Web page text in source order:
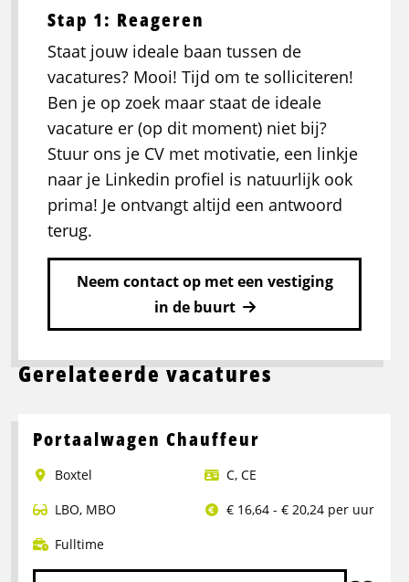
Stap 1: Reageren
Staat jouw ideale baan tussen de
vacatures? Mooi! Tijd om te solliciteren!
Ben je op zoek maar staat de ideale
vacature er (op dit moment) niet bij?
Stuur ons je CV met motivatie, een linkje
naar je Linkedin profiel is natuurlijk ook
prima! Je ontvangt altijd een antwoord
terug.
Neem contact op met een vestiging
in de buurt
Gerelateerde vacatures
Portaalwagen Chauffeur
Boxtel C, CE
LBO, MBO
€ 16,64 - € 20,24 per uur
Fulltime